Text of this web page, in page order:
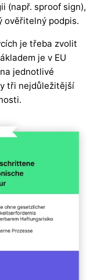
(např. sproof sign),
ověřitelný podpis.
je třeba zvolit
je v EU
jednotlivé
tři nejdůležitější